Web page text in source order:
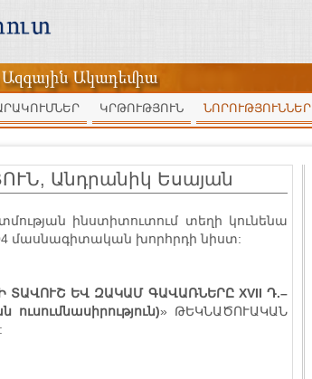
ԿՐԹՈՒԹՅՈՒՆ ՆՈՐՈՒԹՅՈՒՆՆԵՐ
Անդրանիկ Եսայան
ինստիտուտում տեղի կունենա
մասնագիտական խորհրդի նիստ:
ՏԱՎՈՒՇ ԵՎ ԶԱԿԱՄ ԳԱՎԱՌՆԵՐԸ XVII Դ.–
» ԹԵԿՆԱԾՈՒԱԿԱՆ